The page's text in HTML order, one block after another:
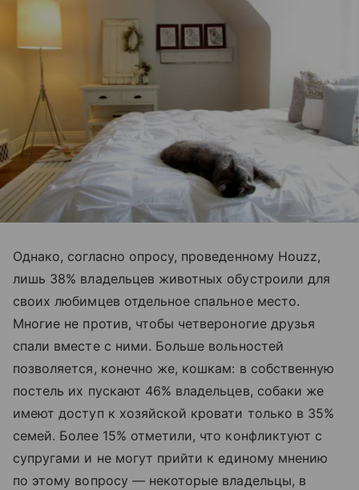
Однако, согласно опросу, проведенному Houzz,
лишь 38% владельцев животных обустроили для
своих любимцев отдельное спальное место.
Многие не против, чтобы четвероногие друзья
спали вместе с ними. Больше вольностей
позволяется, конечно же, кошкам: в собственную
постель их пускают 46% владельцев, собаки же
имеют доступ к хозяйской кровати только в 35%
семей. Более 15% отметили, что конфликтуют с
супругами и не могут прийти к единому мнению
по этому вопросу — некоторые владельцы, в